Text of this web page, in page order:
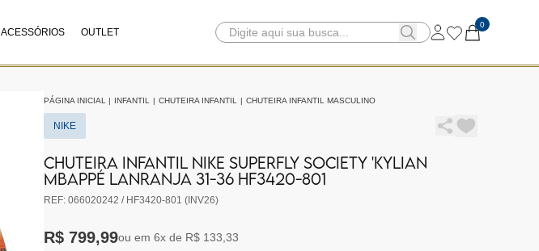
ACESSÓRIOS OUTLET
0
PÁGINA INICIAL | INFANTIL | CHUTEIRA INFANTIL | CHUTEIRA INFANTIL MASCULINO
NIKE
CHUTEIRA INFANTIL NIKE SUPERFLY SOCIETY 'KYLIAN
MBAPPÉ LANRANJA 31-36 HF3420-801
REF: 066020242 / HF3420-801 (INV26)
R$ 799,99ou em 6x de R$ 133,33